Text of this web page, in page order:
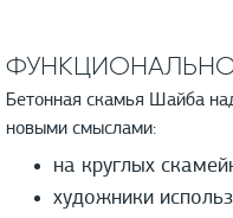
Бетонная скамья Шайба
новыми смыслами:
на круглых
художники